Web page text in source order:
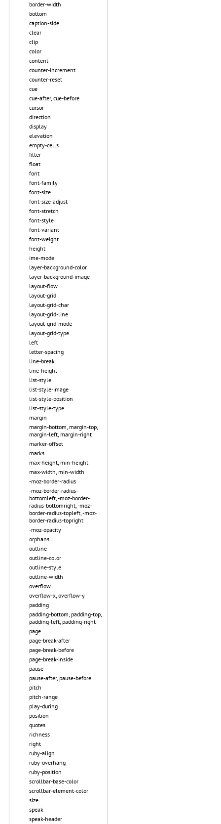
border-width
bottom
caption-side
clear
clip
color
content
counter-increment
counter-reset
cue
cue-after, cue-before
cursor
direction
display
elevation
empty-cells
filter
float
font
font-family
font-size
font-size-adjust
font-stretch
font-style
font-variant
font-weight
height
ime-mode
layer-background-color
layer-background-image
layout-flow
layout-grid
layout-grid-char
layout-grid-line
layout-grid-mode
layout-grid-type
left
letter-spacing
line-break
line-height
list-style
list-style-image
list-style-position
list-style-type
margin
margin-bottom, margin-top,
margin-left, margin-right
marker-offset
marks
max-height, min-height
max-width, min-width
-moz-border-radius
-moz-border-radius-
bottomleft, -moz-border-
radius-bottomright, -moz-
border-radius-topleft, -moz-
border-radius-topright
-moz-opacity
orphans
outline
outline-color
outline-style
outline-width
overflow
overflow-x, overflow-y
padding
padding-bottom, padding-top,
padding-left, padding-right
page
page-break-after
page-break-before
page-break-inside
pause
pause-after, pause-before
pitch
pitch-range
play-during
position
quotes
richness
right
ruby-align
ruby-overhang
ruby-position
scrollbar-base-color
scrollbar-element-color
size
speak
speak-header